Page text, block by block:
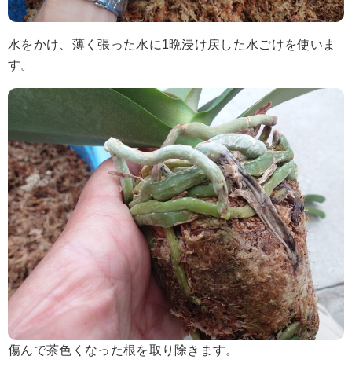
水をかけ、薄く張った水に1晩浸け戻した水ごけを使いま
す。
傷んで茶色くなった根を取り除きます。